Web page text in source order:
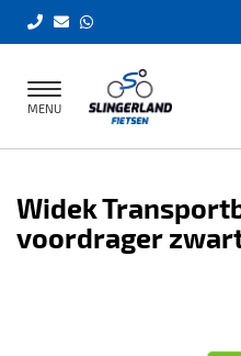
Toggle
navigation
MENU
Widek
voordrager